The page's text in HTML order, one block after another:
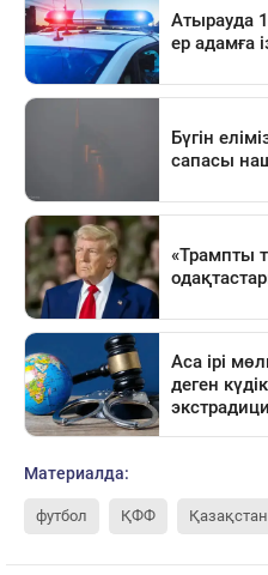
Материалда:
футбол ҚФФ Қазақстан